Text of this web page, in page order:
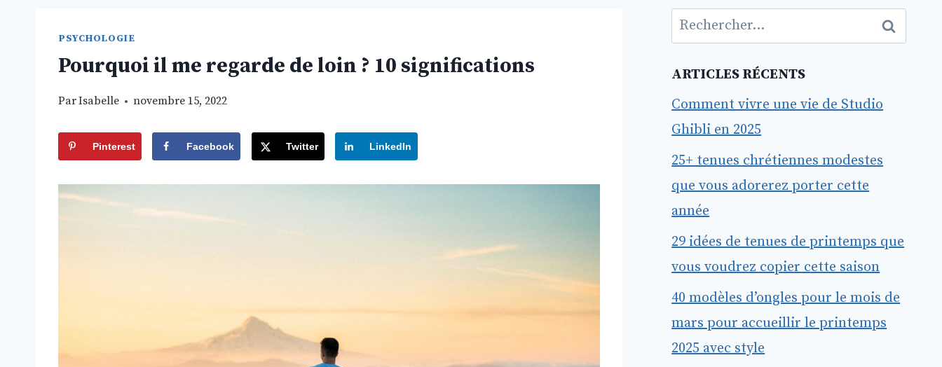
PSYCHOLOGIE
Pourquoi il me regarde de loin ? 10 significations
ParIsabelle novembre 15, 2022
Pinterest Facebook Twitter LinkedIn
Rechercher :
ARTICLES RÉCENTS
Comment vivre une vie de Studio
Ghibli en 2025
25+ tenues chrétiennes modestes
que vous adorerez porter cette
année
29 idées de tenues de printemps que
vous voudrez copier cette saison
40 modèles d’ongles pour le mois de
mars pour accueillir le printemps
2025 avec style